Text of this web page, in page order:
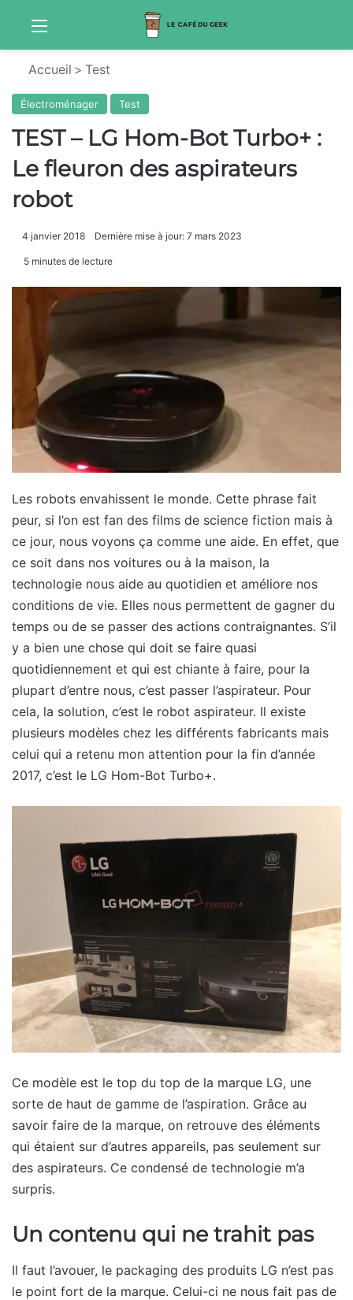
Accueil > Test
Électroménager Test
TEST – LG Hom-Bot Turbo+ :
Le fleuron des aspirateurs
robot
4 janvier 2018 Dernière mise à jour: 7 mars 2023
5 minutes de lecture
Les robots envahissent le monde. Cette phrase fait
peur, si l’on est fan des films de science fiction mais à
ce jour, nous voyons ça comme une aide. En effet, que
ce soit dans nos voitures ou à la maison, la
technologie nous aide au quotidien et améliore nos
conditions de vie. Elles nous permettent de gagner du
temps ou de se passer des actions contraignantes. S’il
y a bien une chose qui doit se faire quasi
quotidiennement et qui est chiante à faire, pour la
plupart d’entre nous, c’est passer l’aspirateur. Pour
cela, la solution, c’est le robot aspirateur. Il existe
plusieurs modèles chez les différents fabricants mais
celui qui a retenu mon attention pour la fin d’année
2017, c’est le LG Hom-Bot Turbo+.
Ce modèle est le top du top de la marque LG, une
sorte de haut de gamme de l’aspiration. Grâce au
savoir faire de la marque, on retrouve des éléments
qui étaient sur d’autres appareils, pas seulement sur
des aspirateurs. Ce condensé de technologie m’a
surpris.
Un contenu qui ne trahit pas
Il faut l’avouer, le packaging des produits LG n’est pas
le point fort de la marque. Celui-ci ne nous fait pas de